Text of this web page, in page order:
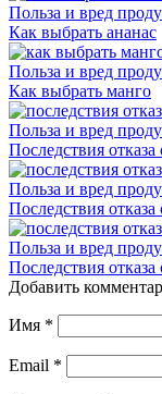
Польза и вред
Как выбрать ананас
Польза и вред
Как выбрать манго
Польза и вред
Последствия
Польза и вред
Последствия
Польза и вред
Последствия отказа
Добавить
Имя *
Email *